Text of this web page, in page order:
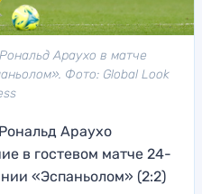
Араухо в матче
Фото: Global Look
Араухо
в гостевом матче 24-
«Эспаньолом» (2:2)